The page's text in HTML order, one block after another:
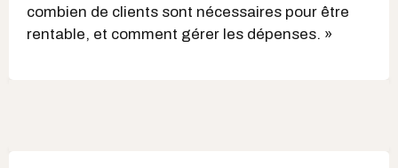
combien de clients sont nécessaires pour être
rentable, et comment gérer les dépenses. »